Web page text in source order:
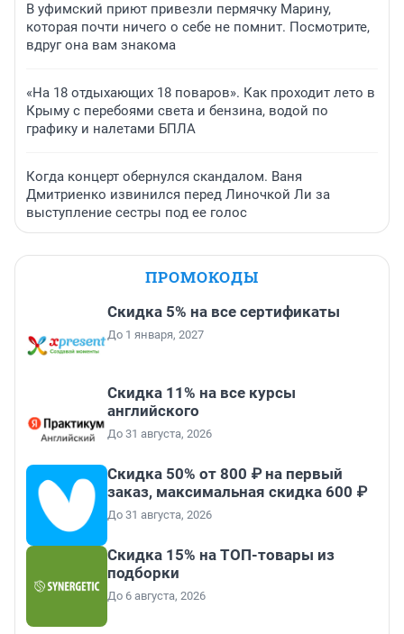
В уфимский приют привезли пермячку Марину,
которая почти ничего о себе не помнит. Посмотрите,
вдруг она вам знакома
«На 18 отдыхающих 18 поваров». Как проходит лето в
Крыму с перебоями света и бензина, водой по
графику и налетами БПЛА
Когда концерт обернулся скандалом. Ваня
Дмитриенко извинился перед Линочкой Ли за
выступление сестры под ее голос
ПРОМОКОДЫ
Скидка 5% на все сертификаты
До 1 января, 2027
Скидка 11% на все курсы
английского
До 31 августа, 2026
Скидка 50% от 800 ₽ на первый
заказ, максимальная скидка 600 ₽
До 31 августа, 2026
Скидка 15% на ТОП-товары из
подборки
До 6 августа, 2026